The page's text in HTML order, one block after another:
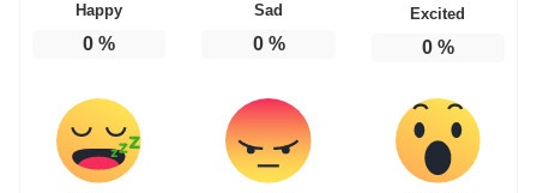
Happy
0 %
Sad
0%
Excited
0%